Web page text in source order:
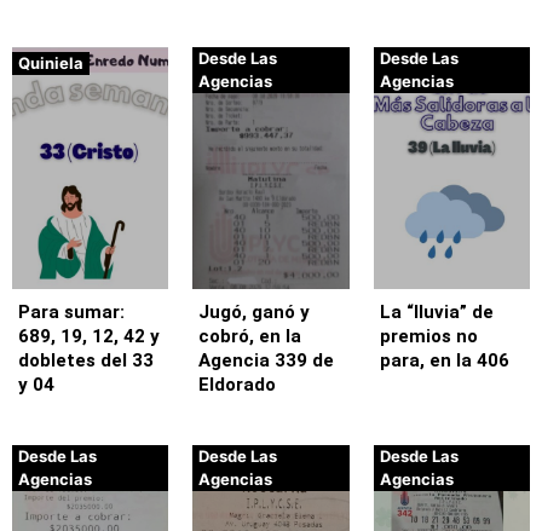
Quiniela
Para sumar:
689, 19, 12, 42 y
dobletes del 33
y 04
Desde Las
Agencias
Jugó, ganó y
cobró, en la
Agencia 339 de
Eldorado
Desde Las
Agencias
La “lluvia” de
premios no
para, en la 406
Desde Las
Agencias
Desde Las
Agencias
Desde Las
Agencias